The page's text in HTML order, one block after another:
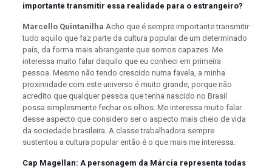
importante transmitir essa realidade para o estrangeiro?
Marcello Quintanilha Acho que é sempre importante transmitir
tudo aquilo que faz parte da cultura popular de um determinado
país, da forma mais abrangente que somos capazes. Me
interessa muito falar daquilo que eu conheci em primeira
pessoa. Mesmo não tendo crescido numa favela, a minha
proximidade com este universo é muito grande, porque não
acredito que qualquer pessoa que tenha nascido no Brasil
possa simplesmente fechar os olhos. Me interessa muito falar
desse aspecto que considero ser o aspecto mais cheio de vida
da sociedade brasileira. A classe trabalhadora sempre
sustentou a cultura popular então é o que mais me interessa.
Cap Magellan: A personagem da Márcia representa todas